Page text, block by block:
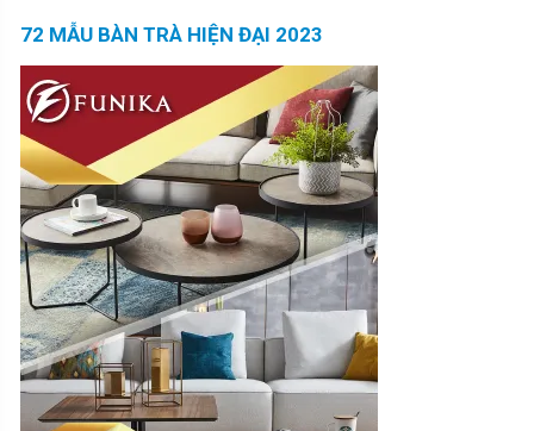
72 MẪU BÀN TRÀ HIỆN ĐẠI 2023